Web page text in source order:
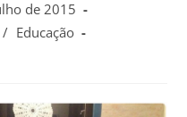
de 2015
/ Educação